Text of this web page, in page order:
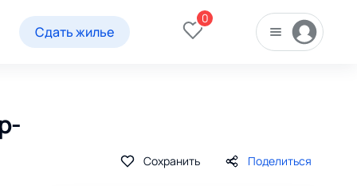
Сдать жилье
0
Сохранить Поделиться